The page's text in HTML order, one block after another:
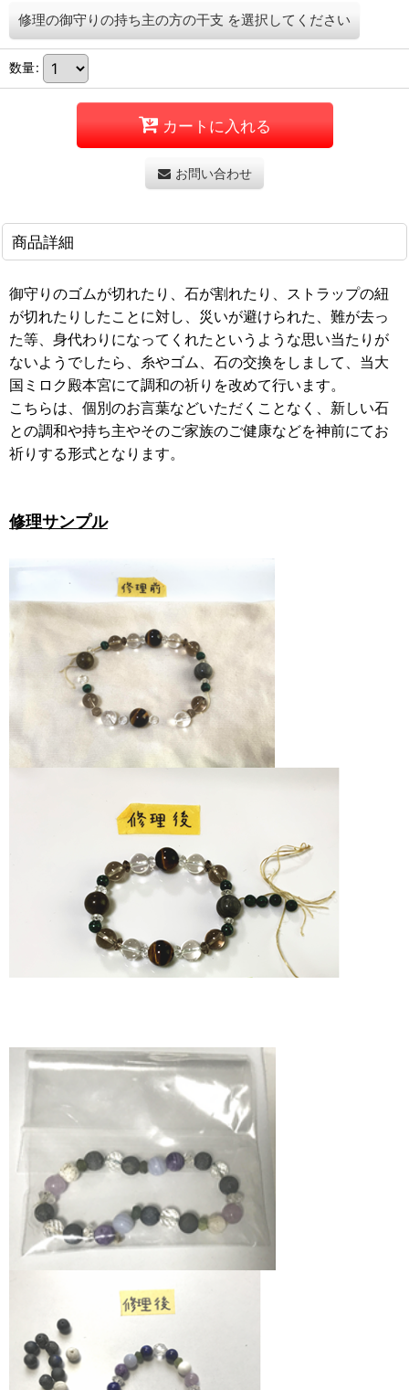
修理の御守りの持ち主の方の干支 を選択してください
数量:
カートに入れる
お問い合わせ
商品詳細
御守りのゴムが切れたり、石が割れたり、ストラップの紐
が切れたりしたことに対し、災いが避けられた、難が去っ
た等、身代わりになってくれたというような思い当たりが
ないようでしたら、糸やゴム、石の交換をしまして、当大
国ミロク殿本宮にて調和の祈りを改めて行います。
こちらは、個別のお言葉などいただくことなく、新しい石
との調和や持ち主やそのご家族のご健康などを神前にてお
祈りする形式となります。
修理サンプル